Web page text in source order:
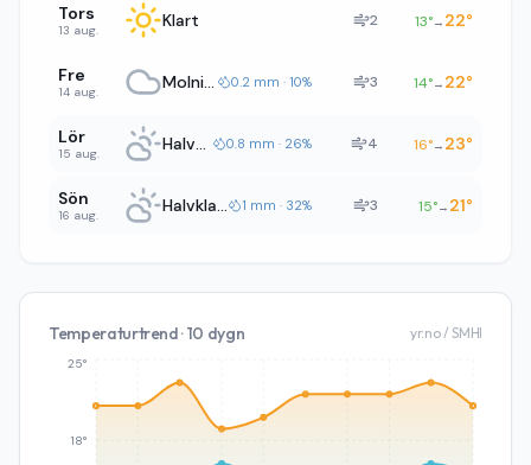
Tors
13 aug. Klart 2 13°→ 22°
Fre
14 aug. Molnigt 0.2 mm · 10% 3 14°→ 22°
Lör
15 aug. Halvklart 0.8 mm · 26% 4 16°→ 23°
Sön
16 aug. Halvklart 1 mm · 32% 3 15°→ 21°
Temperaturtrend · 10 dygn yr.no / SMHI
18°
25°